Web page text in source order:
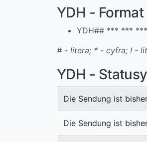
YDH -
YDH## *** ***
# - litera; * - cyfra; ! -
YDH -
Die Sendung ist
Die Sendung ist